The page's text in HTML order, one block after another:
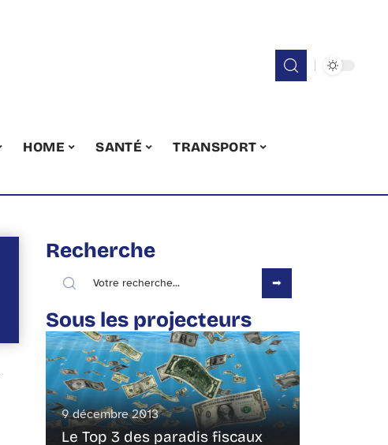
HOME SANTÉ
TRANSPORT
Recherche
Sous les projecteurs
9 décembre 2013
Le Top 3 des paradis fiscaux